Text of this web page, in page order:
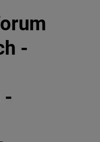
-
-